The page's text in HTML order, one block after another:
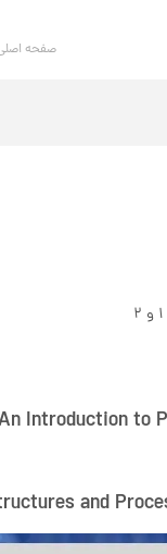
صفحه
Introduction to
and